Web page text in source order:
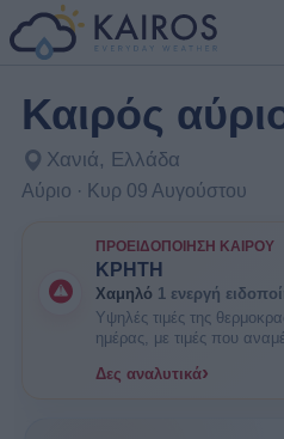
Καιρός
Χανιά, Ελλάδα
Αύριο · Κυρ 09 Αυγούστου
ΠΡΟΕΙΔΟΠΟΊΗΣΗ ΚΑΙΡΟΎ
ΚΡΗΤΗ
Χαμηλό 1 ενεργή
Υψηλές τιμές της
ημέρας, με τιμές που
πιθανοί κάποιοι κίνδυνοι
Δες αναλυτικά›